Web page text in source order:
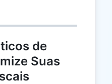
de
Suas